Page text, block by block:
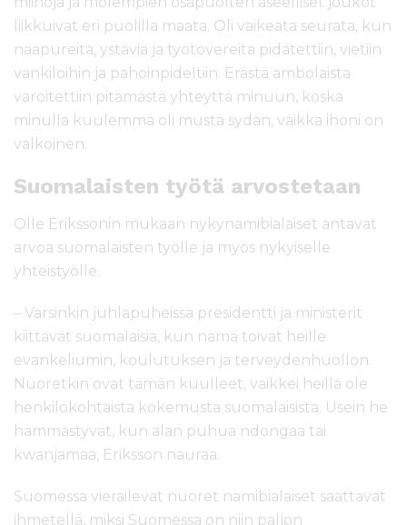
liikkuivat eri puolilla maata. Oli vaikeata seurata, kun
naapureita, ystäviä ja työtovereita pidätettiin, vietiin
vankiloihin ja pahoinpideltiin. Erästä ambolaista
varoitettiin pitämästä yhteyttä minuun, koska
minulla kuulemma oli musta sydän, vaikka ihoni on
valkoinen.
Suomalaisten työtä arvostetaan
Olle Erikssonin mukaan nykynamibialaiset antavat
arvoa suomalaisten työlle ja myös nykyiselle
yhteistyölle.
– Varsinkin juhlapuheissa presidentti ja ministerit
kiittävät suomalaisia, kun nämä toivat heille
evankeliumin, koulutuksen ja terveydenhuollon.
Nuoretkin ovat tämän kuulleet, vaikkei heillä ole
henkilökohtaista kokemusta suomalaisista. Usein he
hämmästyvät, kun alan puhua ndongaa tai
kwanjamaa, Eriksson nauraa.
Suomessa vierailevat nuoret namibialaiset saattavat
ihmetellä, miksi Suomessa on niin paljon